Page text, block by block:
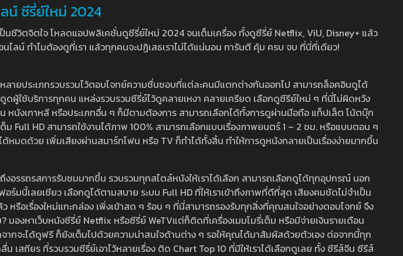
น์ ซีรี่ย์ใหม่ 2024
วิตจิตใจ โหลดแอปพลิเคชั่นดูซีรี่ย์ใหม่ 2024 จนเต็มเครื่อง ทั้งดูซีรี่ย์ Netflix, ViU, Disney+ แล้ว
ไลน์ ทำไมต้องดูที่เรา แล้วทุกคนจะปฏิเสธเราไม่ได้แน่นอน การันตี คุ้ม ครบ จบ ที่นี่ที่เดียว!
ยประเภทรวบรวมไว้ตอบโจทย์ความชื่นชอบที่แต่ละคนมีแตกต่างกันออกไป สามารถล็อคอินดูได้
ผู้ใช้บริการทุกคน แหล่งรวบรวมซีรี่ย์ไว้ดูคลายเหงา คลายเครียด เลือกดูซีรีย์ใหม่ ๆ ที่นี่ไม่ผิดหวัง
งเกาหลี หรือประเภทอื่น ๆ ก็มีตามต้องการ สามารถเลือกได้ทั้งการดูผ่านมือถือ แท็ปเล็ต โน้ตบุ๊ก
HD สามารถใช้งานได้ภาพ 100% สามารถเลือกแบบเรื่องภาพยนตร์ 1 – 2 ชม. หรือแบบตอน ๆ
มดด้วย เพิ่มเสียงผ่านสมาร์ทโฟน หรือ TV ก็ทำได้ทั้งสิ้น ทำให้การดูหนังกลายเป็นเรื่องง่ายมากขึ้น
อรรถรสการรับชมมากขึ้น รวบรวมทุกสไตล์หนังให้เราได้เลือก สามารถเลือกดูได้ทุกอุปกรณ์ นอก
นี้เลยเชียว เลือกดูได้ตามสบาย ระบบ Full HD ที่ให้เราเข้าถึงภาพที่ดีที่สุด เสียงคมชัดไม่จำเป็น
หรือเรื่องใหม่แกะกล่อง เพิ่งเข้าสด ๆ ร้อน ๆ ที่นี่สามารถรองรับทุกสิ่งที่คุณสนใจอย่างตอบโจทย์ จึง
องหาเว็บหนังซีรี่ย์ Netflix หรือซีรี่ย์ WeTVแต่ก็ติดที่เครื่องเมมโมรี่เต็ม หรือมีจ่ายเงินรายเดือน
กจะได้ดูฟรี ก็ยังเต็มไปด้วยความน่าสนใจด้านต่าง ๆ รอให้คุณได้มาสัมผัสด้วยตัวเอง ต่อจากนี้ทุก
สถียร ที่รวบรวมซีรี่ย์เอาไว้หลายเรื่อง ติด Chart Top 10 ที่มีให้เราได้เลือกดูเลย ทั้ง ซีรีส์จีน ซีรีส์